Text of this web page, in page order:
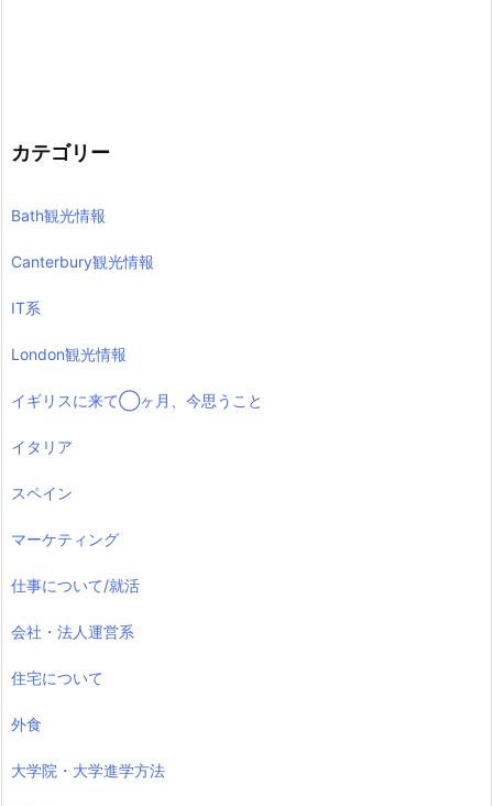
カテゴリー
Bath観光情報
Canterbury観光情報
IT系
London観光情報
イギリスに来て◯ヶ月、今思うこと
イタリア
スペイン
マーケティング
仕事について/就活
会社・法人運営系
住宅について
外食
大学院・大学進学方法